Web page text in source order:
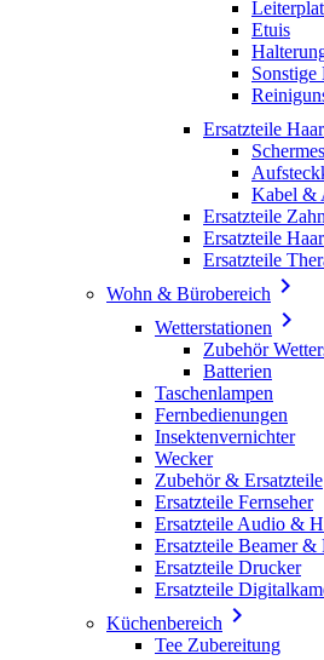
Etuis
Sonstige
Ersatzteile
Kabel &
Ersatzteile
Ersatzteile
Ersatzteile
Wohn & Bürobereich 
Wetterstationen 
Zubehör
Batterien
Taschenlampen
Fernbedienungen
Insektenvernichter
Wecker
Zubehör & Ersatzteile
Ersatzteile Fernseher
Ersatzteile Audio &
Ersatzteile Beamer &
Ersatzteile Drucker
Ersatzteile
Küchenbereich 
Tee Zubereitung